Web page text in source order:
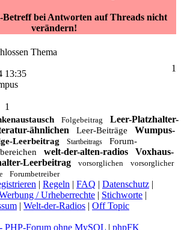
Betreff bei Antworten auf Threads nicht
verändern!
Thema
13:35
1
1
Folgebeitrag
Leer-Platzhalter-
ähnlichen Leer-Beiträge
Wumpus-
Leerbeitrag Startbeitrags
Forum-
welt-der-alten-radios
Voxhaus-
Leerbeitrag vorsorglichen vorsorglicher
Forumbetreiber
| Regeln | FAQ | Datenschutz |
/ Urheberrechte | Stichworte |
| Welt-der-Radios | Off Topic
PHP-Forum ohne MySQL | phpFK